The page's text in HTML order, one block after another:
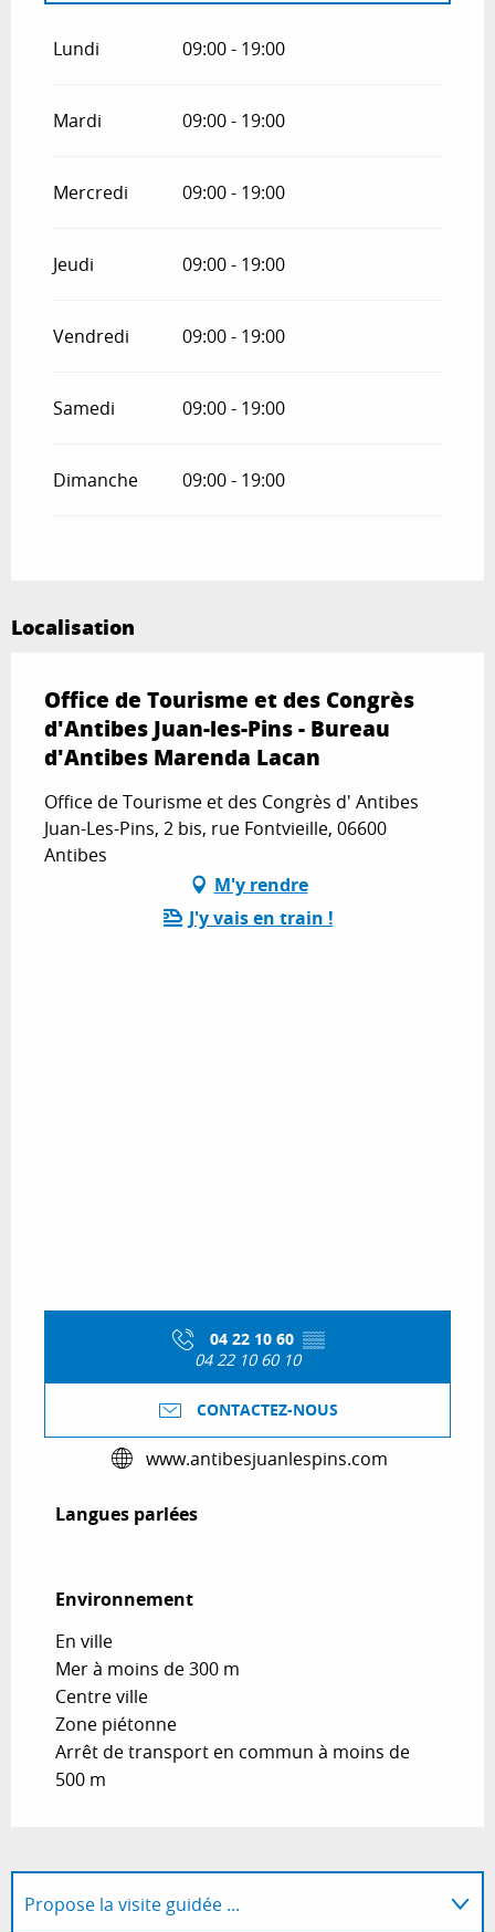
Lundi 09:00 - 19:00
Mardi 09:00 - 19:00
Mercredi 09:00 - 19:00
Jeudi 09:00 - 19:00
Vendredi 09:00 - 19:00
Samedi 09:00 - 19:00
Dimanche 09:00 - 19:00
Localisation
Office de Tourisme et des Congrès
d'Antibes Juan-les-Pins - Bureau
d'Antibes Marenda Lacan
Office de Tourisme et des Congrès d' Antibes
Juan-Les-Pins, 2 bis, rue Fontvieille, 06600
Antibes
M'y rendre
J'y vais en train !
04 22 10 60 ▒▒
04 22 10 60 10
CONTACTEZ-NOUS
www.antibesjuanlespins.com
Langues parlées
Langues parlées
Environnement
Environnement
En ville
Mer à moins de 300 m
Centre ville
Zone piétonne
Arrêt de transport en commun à moins de
500 m
Propose la visite guidée ...